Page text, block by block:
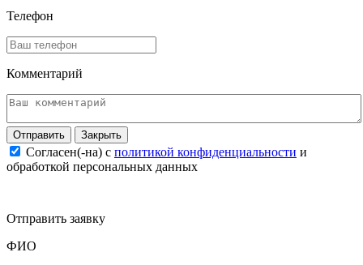
Телефон
Комментарий
Закрыть
Согласен(-на) c политикой конфиденциальности и
обработкой персональных данных
Отправить заявку
ФИО